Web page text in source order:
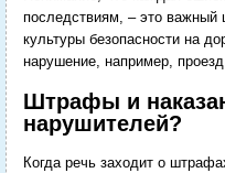
последствиям, – это важный
культуры безопасности на
нарушение, например,
Штрафы и
нарушителей?
Когда речь заходит о